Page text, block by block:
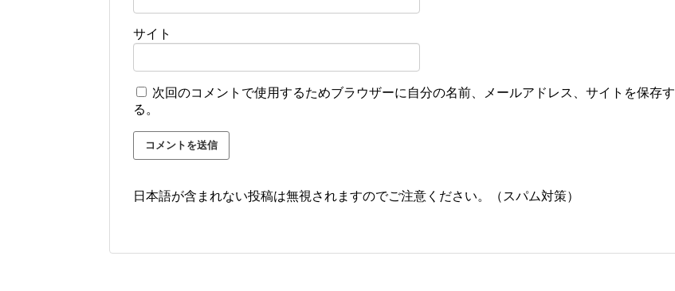
サイト
次回のコメントで使用するためブラウザーに自分の名前、メールアドレス、サイトを保存す
る。
日本語が含まれない投稿は無視されますのでご注意ください。（スパム対策）